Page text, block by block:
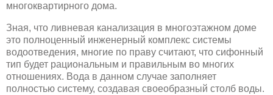
многоквартирного дома.
Зная, что ливневая канализация в многоэтажном доме
это полноценный инженерный комплекс системы
водоотведения, многие по праву считают, что сифонный
тип будет рациональным и правильным во многих
отношениях. Вода в данном случае заполняет
полностью систему, создавая своеобразный столб воды.